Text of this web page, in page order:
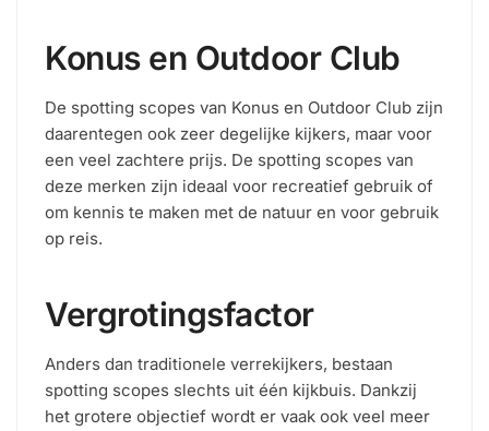
Konus en Outdoor Club
De spotting scopes van Konus en Outdoor Club zijn
daarentegen ook zeer degelijke kijkers, maar voor
een veel zachtere prijs. De spotting scopes van
deze merken zijn ideaal voor recreatief gebruik of
om kennis te maken met de natuur en voor gebruik
op reis.
Vergrotingsfactor
Anders dan traditionele verrekijkers, bestaan
spotting scopes slechts uit één kijkbuis. Dankzij
het grotere objectief wordt er vaak ook veel meer